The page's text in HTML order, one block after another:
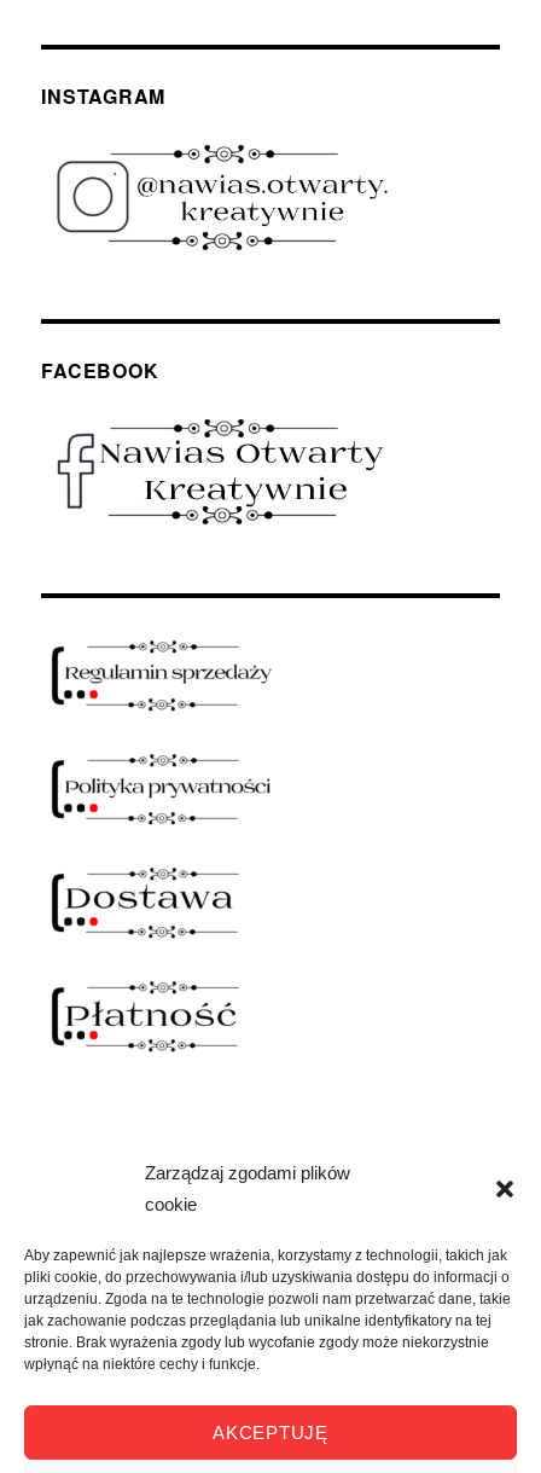
Zarządzaj zgodami plików
cookie
Aby zapewnić jak najlepsze wrażenia, korzystamy z technologii, takich jak
pliki cookie, do przechowywania i/lub uzyskiwania dostępu do informacji o
urządzeniu. Zgoda na te technologie pozwoli nam przetwarzać dane, takie
jak zachowanie podczas przeglądania lub unikalne identyfikatory na tej
stronie. Brak wyrażenia zgody lub wycofanie zgody może niekorzystnie
wpłynąć na niektóre cechy i funkcje.
AKCEPTUJĘ
INSTAGRAM
FACEBOOK
NAWIAS OTWARTY
SKLEP
menu
potomne
KREATYWNIE
rozwiń
menu
potomne
KULTURALNIE
rozwiń
potomne